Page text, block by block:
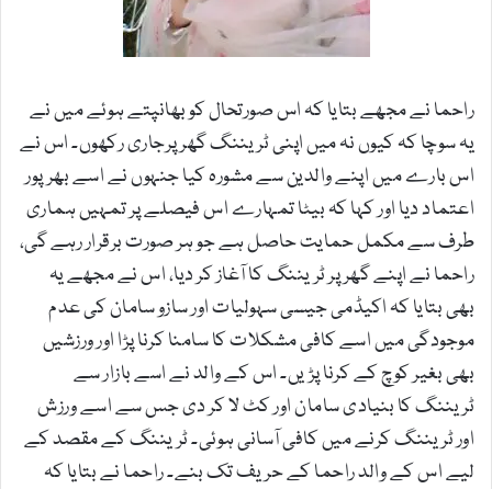
راحما نے مجھے بتایا کہ اس صورتحال کو بھانپتے ہوئے میں نے
یہ سوچا کہ کیوں نہ میں اپنی ٹریننگ گھر پرجاری رکھوں۔ اس نے
اس بارے میں اپنے والدین سے مشورہ کیا جنہوں نے اسے بھرپور
اعتماد دیا اور کہا کہ بیٹا تمہارے اس فیصلے پر تمہیں ہماری
طرف سے مکمل حمایت حاصل ہے جو ہر صورت برقرار رہے گی،
راحما نے اپنے گھر پر ٹریننگ کا آغاز کر دیا، اس نے مجھے یہ
بھی بتایا کہ اکیڈمی جیسی سہولیات اور سازو سامان کی عدم
موجودگی میں اسے کافی مشکلات کا سامنا کرنا پڑا اور ورزشیں
بھی بغیر کوچ کے کرنا پڑیں۔ اس کے والد نے اسے بازار سے
ٹریننگ کا بنیادی سامان اور کٹ لا کر دی جس سے اسے ورزش
اور ٹریننگ کرنے میں کافی آسانی ہوئی۔ ٹریننگ کے مقصد کے
لیے اس کے والد راحما کے حریف تک بنے۔ راحما نے بتایا کہ